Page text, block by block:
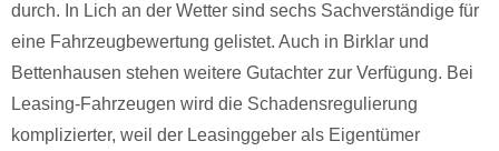
durch. In Lich an der Wetter sind sechs Sachverständige für
eine Fahrzeugbewertung gelistet. Auch in Birklar und
Bettenhausen stehen weitere Gutachter zur Verfügung. Bei
Leasing-Fahrzeugen wird die Schadensregulierung
komplizierter, weil der Leasinggeber als Eigentümer